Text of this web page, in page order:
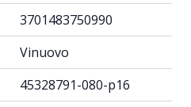
3701483750990
Vinuovo
45328791-080-p16